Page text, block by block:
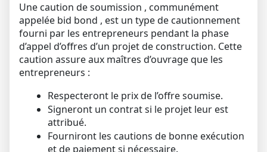
Une caution de soumission , communément
appelée bid bond , est un type de cautionnement
fourni par les entrepreneurs pendant la phase
d’appel d’offres d’un projet de construction. Cette
caution assure aux maîtres d’ouvrage que les
entrepreneurs :
Respecteront le prix de l’offre soumise.
Signeront un contrat si le projet leur est
attribué.
Fourniront les cautions de bonne exécution
et de paiement si nécessaire.